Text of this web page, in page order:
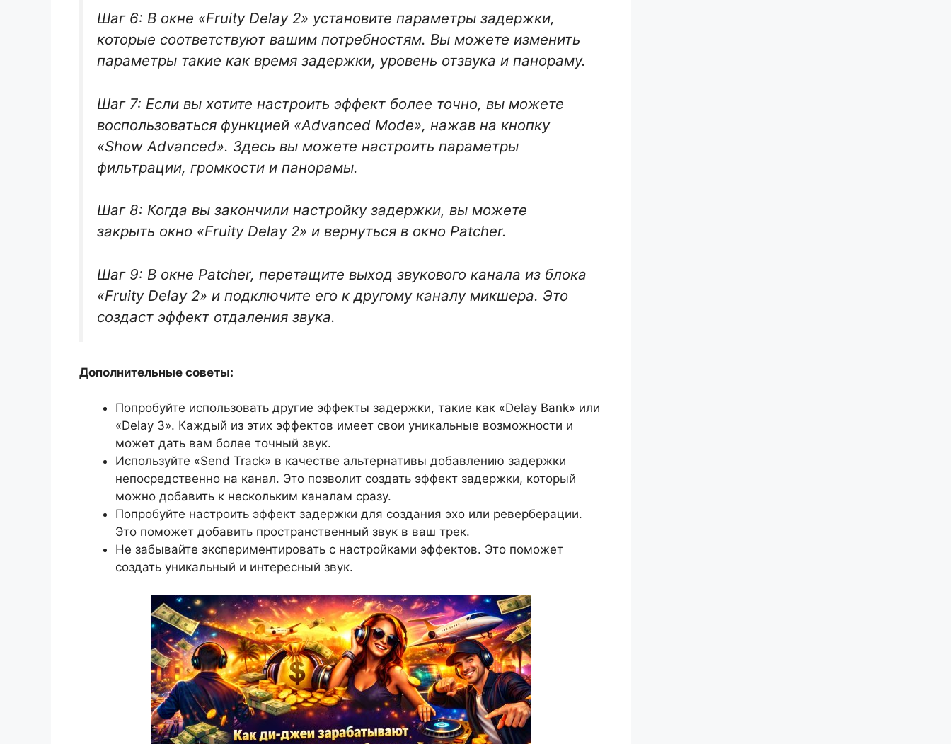
Шаг 6: В окне «Fruity Delay 2» установите параметры задержки,
которые соответствуют вашим потребностям. Вы можете изменить
параметры такие как время задержки, уровень отзвука и панораму.
Шаг 7: Если вы хотите настроить эффект более точно, вы можете
воспользоваться функцией «Advanced Mode», нажав на кнопку
«Show Advanced». Здесь вы можете настроить параметры
фильтрации, громкости и панорамы.
Шаг 8: Когда вы закончили настройку задержки, вы можете
закрыть окно «Fruity Delay 2» и вернуться в окно Patcher.
Шаг 9: В окне Patcher, перетащите выход звукового канала из блока
«Fruity Delay 2» и подключите его к другому каналу микшера. Это
создаст эффект отдаления звука.
Дополнительные советы:
Попробуйте использовать другие эффекты задержки, такие как «Delay Bank» или
«Delay 3». Каждый из этих эффектов имеет свои уникальные возможности и
может дать вам более точный звук.
Используйте «Send Track» в качестве альтернативы добавлению задержки
непосредственно на канал. Это позволит создать эффект задержки, который
можно добавить к нескольким каналам сразу.
Попробуйте настроить эффект задержки для создания эхо или реверберации.
Это поможет добавить пространственный звук в ваш трек.
Не забывайте экспериментировать с настройками эффектов. Это поможет
создать уникальный и интересный звук.